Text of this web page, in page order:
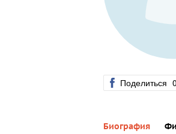
Поделиться 0
Биография